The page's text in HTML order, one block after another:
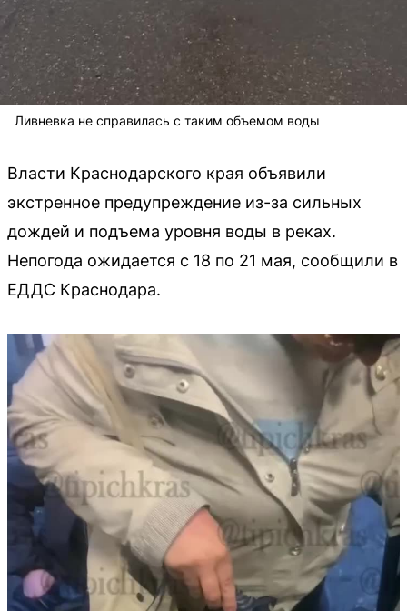
Ливневка не справилась с таким объемом воды
Власти Краснодарского края объявили
экстренное предупреждение из-за сильных
дождей и подъема уровня воды в реках.
Непогода ожидается с 18 по 21 мая, сообщили в
ЕДДС Краснодара.